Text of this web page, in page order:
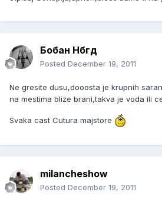
Бобан Нбгд
Posted December 19, 2011
Ne gresite dusu,dooosta je krupnih
na mestima blize brani,takva je voda ili
Svaka cast Cutura majstore
milancheshow
Posted December 19, 2011